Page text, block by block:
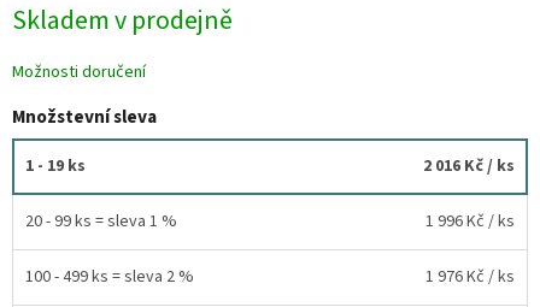
cena:
Skladem v prodejně
Možnosti doručení
Množstevní sleva
1 - 19 ks 2 016 Kč/ ks
20 - 99 ks = sleva 1 % 1 996 Kč / ks
100 - 499 ks = sleva 2 % 1 976 Kč / ks